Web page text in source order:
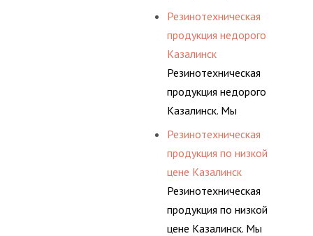
условиям и нормативам.
БЕСПЛАТНО.
Казалинск. Мы
регулярно
консультируем своих
покупателей, и
помогаем им
действительно сделать
поставленных задач. И
делаем это полностью
Резинотехническая
продукция недорого
Казалинск
Резинотехническая
продукция недорого
Казалинск. Мы
регулярно
консультируем своих
покупателей, и
помогаем им
действительно сделать
осознанный выбор,
Резинотехническая
продукция по низкой
цене Казалинск
Резинотехническая
продукция по низкой
цене Казалинск. Мы